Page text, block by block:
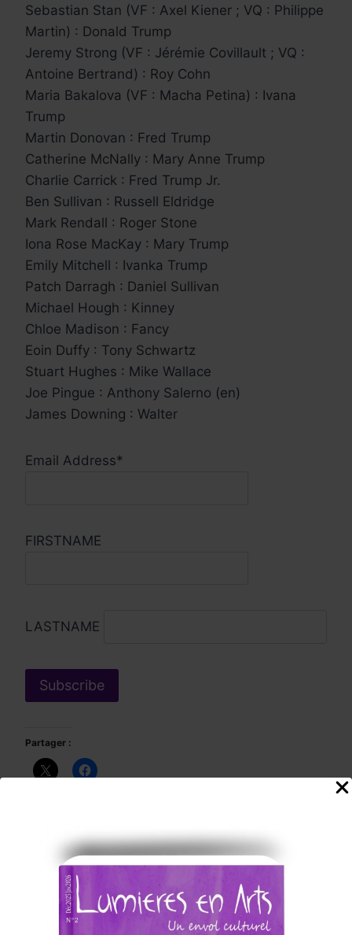
Sebastian Stan (VF : Axel Kiener ; VQ : Philippe
Martin) : Donald Trump
Jeremy Strong (VF : Jérémie Covillault ; VQ :
Antoine Bertrand) : Roy Cohn
Maria Bakalova (VF : Macha Petina) : Ivana
Trump
Martin Donovan : Fred Trump
Catherine McNally : Mary Anne Trump
Charlie Carrick : Fred Trump Jr.
Ben Sullivan : Russell Eldridge
Mark Rendall : Roger Stone
Iona Rose MacKay : Mary Trump
Emily Mitchell : Ivanka Trump
Patch Darragh : Daniel Sullivan
Michael Hough : Kinney
Chloe Madison : Fancy
Eoin Duffy : Tony Schwartz
Stuart Hughes : Mike Wallace
Joe Pingue : Anthony Salerno (en)
James Downing : Walter
Email Address*
FIRSTNAME
LASTNAME
Partager :
Chargement…